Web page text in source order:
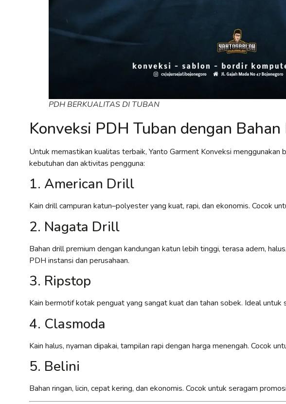
PDH BERKUALITAS DI TUBAN
Konveksi PDH Tuban dengan
Untuk memastikan kualitas terbaik, Yanto Garment Konveksi menggunakan
kebutuhan dan aktivitas pengguna:
1. American Drill
Kain drill campuran katun–polyester yang kuat, rapi, dan ekonomis. Cocok
2. Nagata Drill
Bahan drill premium dengan kandungan katun lebih tinggi, terasa adem,
PDH instansi dan perusahaan.
3. Ripstop
Kain bermotif kotak penguat yang sangat kuat dan tahan sobek. Ideal untuk
4. Clasmoda
Kain halus, nyaman dipakai, tampilan rapi dengan harga menengah. Cocok
5. Belini
Bahan ringan, licin, cepat kering, dan ekonomis. Cocok untuk seragam